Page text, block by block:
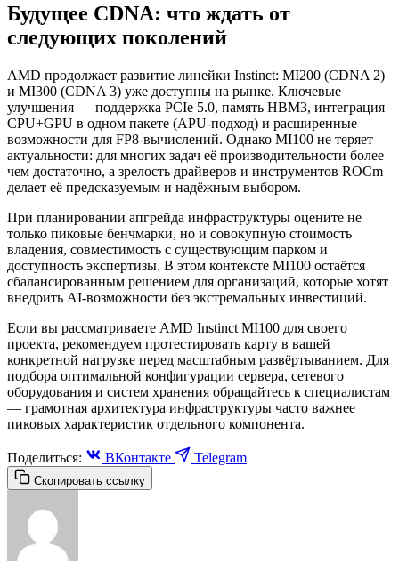
Будущее CDNA: что ждать от
следующих поколений
AMD продолжает развитие линейки Instinct: MI200 (CDNA 2)
и MI300 (CDNA 3) уже доступны на рынке. Ключевые
улучшения — поддержка PCIe 5.0, память HBM3, интеграция
CPU+GPU в одном пакете (APU-подход) и расширенные
возможности для FP8-вычислений. Однако MI100 не теряет
актуальности: для многих задач её производительности более
чем достаточно, а зрелость драйверов и инструментов ROCm
делает её предсказуемым и надёжным выбором.
При планировании апгрейда инфраструктуры оцените не
только пиковые бенчмарки, но и совокупную стоимость
владения, совместимость с существующим парком и
доступность экспертизы. В этом контексте MI100 остаётся
сбалансированным решением для организаций, которые хотят
внедрить AI-возможности без экстремальных инвестиций.
Если вы рассматриваете AMD Instinct MI100 для своего
проекта, рекомендуем протестировать карту в вашей
конкретной нагрузке перед масштабным развёртыванием. Для
подбора оптимальной конфигурации сервера, сетевого
оборудования и систем хранения обращайтесь к специалистам
— грамотная архитектура инфраструктуры часто важнее
пиковых характеристик отдельного компонента.
Поделиться: ВКонтакте Telegram
Скопировать ссылку